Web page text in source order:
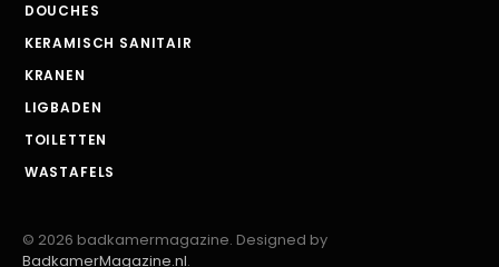
DOUCHES
KERAMISCH SANITAIR
KRANEN
LIGBADEN
TOILETTEN
WASTAFELS
© 2026 badkamermagazine. Designed by
BadkamerMagazine.nl.